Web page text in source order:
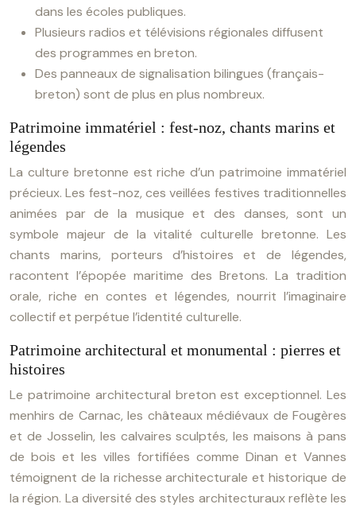
dans les écoles publiques.
Plusieurs radios et télévisions régionales diffusent
des programmes en breton.
Des panneaux de signalisation bilingues (français-
breton) sont de plus en plus nombreux.
Patrimoine immatériel : fest-noz, chants marins et
légendes
La culture bretonne est riche d’un patrimoine immatériel
précieux. Les fest-noz, ces veillées festives traditionnelles
animées par de la musique et des danses, sont un
symbole majeur de la vitalité culturelle bretonne. Les
chants marins, porteurs d’histoires et de légendes,
racontent l’épopée maritime des Bretons. La tradition
orale, riche en contes et légendes, nourrit l’imaginaire
collectif et perpétue l’identité culturelle.
Patrimoine architectural et monumental : pierres et
histoires
Le patrimoine architectural breton est exceptionnel. Les
menhirs de Carnac, les châteaux médiévaux de Fougères
et de Josselin, les calvaires sculptés, les maisons à pans
de bois et les villes fortifiées comme Dinan et Vannes
témoignent de la richesse architecturale et historique de
la région. La diversité des styles architecturaux reflète les